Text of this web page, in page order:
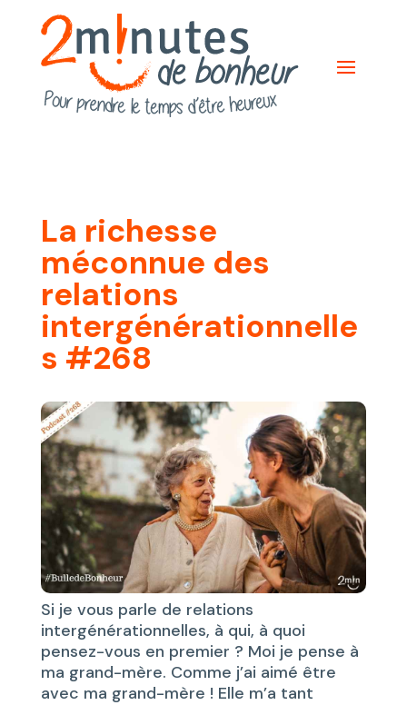
La richesse
méconnue des
relations
intergénérationnelle
s #268
Si je vous parle de relations
intergénérationnelles, à qui, à quoi
pensez-vous en premier ? Moi je pense à
ma grand-mère. Comme j’ai aimé être
avec ma grand-mère ! Elle m’a tant